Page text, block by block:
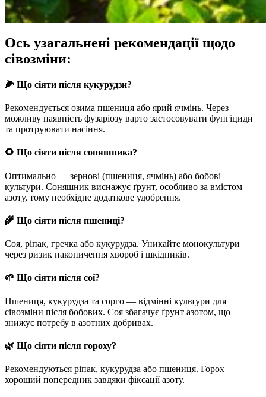
Ось узагальнені рекомендації щодо
сівозміни:
🌽 Що сіяти після кукурудзи?
Рекомендується озима пшениця або ярий ячмінь. Через
можливу наявність фузаріозу варто застосовувати фунгіциди
та протруювати насіння.
🌻 Що сіяти після соняшника?
Оптимально — зернові (пшениця, ячмінь) або бобові
культури. Соняшник виснажує ґрунт, особливо за вмістом
азоту, тому необхідне додаткове удобрення.
🌾 Що сіяти після пшениці?
Соя, ріпак, гречка або кукурудза. Уникайте монокультури
через ризик накопичення хвороб і шкідників.
🌱 Що сіяти після сої?
Пшениця, кукурудза та сорго — відмінні культури для
сівозміни після бобових. Соя збагачує ґрунт азотом, що
знижує потребу в азотних добривах.
🌿 Що сіяти після гороху?
Рекомендуються ріпак, кукурудза або пшениця. Горох —
хороший попередник завдяки фіксації азоту.